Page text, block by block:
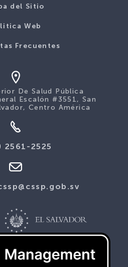
del Sitio
Web
Frecuentes
De Salud Pública
Escalón #3551, San
Centro América
2561-2525